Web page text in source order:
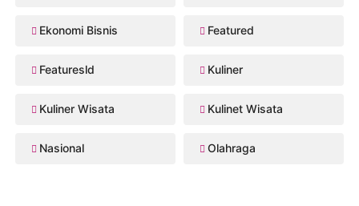
Ekonomi Bisnis Featured
Featuresld Kuliner
Kuliner Wisata Kulinet Wisata
Nasional Olahraga